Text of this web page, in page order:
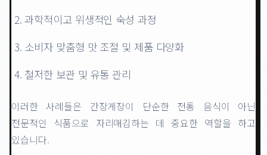
과학적이고 위생적인 숙성 과정
소비자 맞춤형 맛 조절 및 제품 다양화
철저한 보관 및 유통 관리
이러한 사례들은 간장게장이 단순한 전통 음식이 아닌
전문적인 식품으로 자리매김하는 데 중요한 역할을 하고
있습니다.